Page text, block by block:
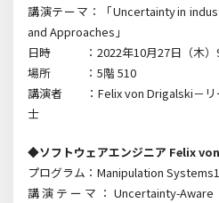
講演テーマ：「Uncertainty in
and Approaches」
日時 ：2022年10月27日（木）
場所 ：5階 510
講演者 ：Felix von Drigalski－リ
士
◆ソフトウェアエンジニア Felix
プログラム：Manipulation Systems1
講演テーマ：Uncertainty-Aware